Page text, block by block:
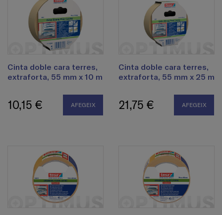
Cinta doble cara terres,
extraforta, 55 mm x 10 m
10,15 € AFEGEIX
Cinta doble cara terres,
extraforta, 55 mm x 25 m
21,75 € AFEGEIX